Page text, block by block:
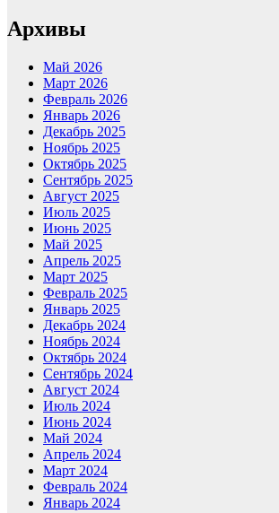
Архивы
Май 2026
Март 2026
Февраль 2026
Январь 2026
Декабрь 2025
Ноябрь 2025
Октябрь 2025
Сентябрь 2025
Август 2025
Июль 2025
Июнь 2025
Май 2025
Апрель 2025
Март 2025
Февраль 2025
Январь 2025
Декабрь 2024
Ноябрь 2024
Октябрь 2024
Сентябрь 2024
Август 2024
Июль 2024
Июнь 2024
Май 2024
Апрель 2024
Март 2024
Февраль 2024
Январь 2024